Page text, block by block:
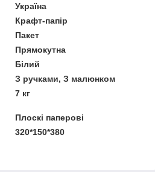
Україна
Крафт-папір
Пакет
Прямокутна
Білий
З ручками, З малюнком
7 кг
Плоскі паперові
320*150*380